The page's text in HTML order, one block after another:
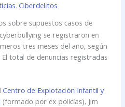
Ciberdelitos
sobre supuestos casos de
se registraron en
tres meses del año, según
total de denuncias registradas
Centro de Explotación Infantil y
(formado por ex policías), Jim